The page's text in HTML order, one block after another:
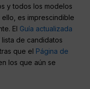
y todos los modelos
es imprescindible
El Guía actualizada
de candidatos
que el Página de
los que aún se